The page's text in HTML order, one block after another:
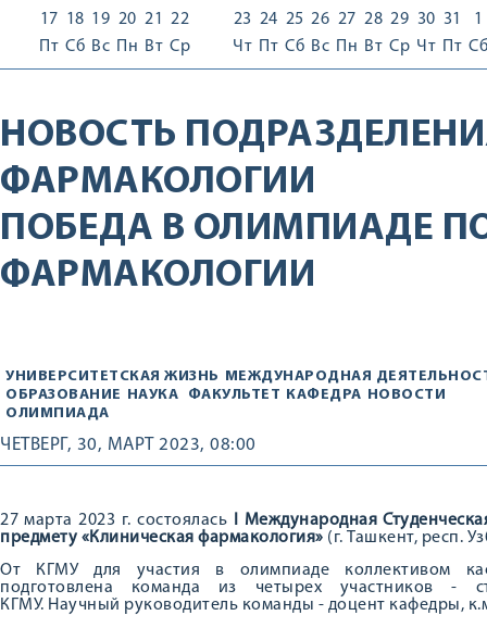
17
Пт
18
Сб
19
Вс
20
Пн
21
Вт
22
Ср
23
Чт
24
Пт
25
Сб
26
Вс
27
Пн
28
Вт
29
Ср
30
Чт
31
Пт
1
Сб
НОВОСТЬ
ФАРМАКОЛОГИИ
ПОБЕДА В ОЛИМПИАДЕ
ФАРМАКОЛОГИИ
УНИВЕРСИТЕТСКАЯ ЖИЗНЬ МЕЖДУНАРОДНАЯ
ОБРАЗОВАНИЕ НАУКА ФАКУЛЬТЕТ КАФЕДРА НОВОСТИ
ОЛИМПИАДА
ЧЕТВЕРГ, 30, МАРТ 2023, 08:00
27 марта 2023 г. состоялась
I Международная
предмету «Клиническая фармакология» (г. Ташкент, респ.
От КГМУ для участия в олимпиаде коллективом
подготовлена команда из четырех участников -
КГМУ. Научный руководитель команды - доцент кафедры,